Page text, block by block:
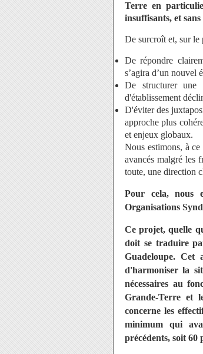
Terre en
insuffisants, et
De surcroît et, sur le
De répondre
s’agira d’un
De structurer une
d'établissement
D'éviter des
approche plus
et enjeux globaux.
Nous estimons, à
avancés malgré les
toute, une direction
Pour cela, nous
Organisations
Ce projet, quelle
doit se traduire
Guadeloupe. Cet
d'harmoniser la
nécessaires au
Grande-Terre et
concerne les
minimum qui
précédents, soit 60